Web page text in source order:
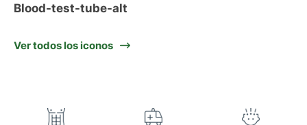
Blood-test-tube-alt
Ver todos los iconos